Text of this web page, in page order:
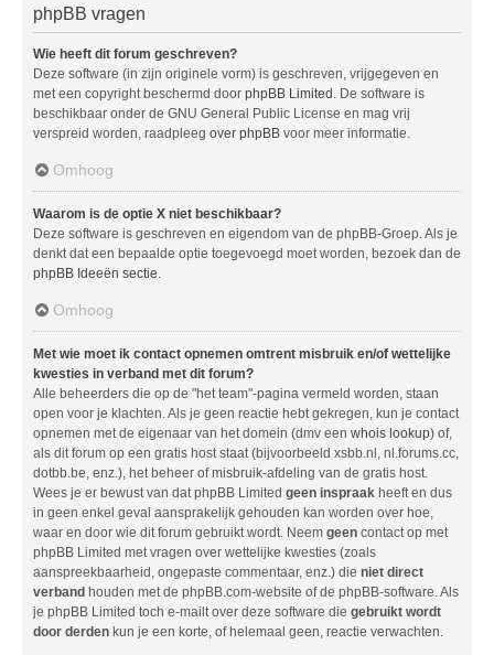
phpBB vragen
Wie heeft dit forum geschreven?
Deze software (in zijn originele vorm) is geschreven, vrijgegeven en
met een copyright beschermd door phpBB Limited . De software is
beschikbaar onder de GNU General Public License en mag vrij
verspreid worden, raadpleeg over phpBB voor meer informatie.
Omhoog
Waarom is de optie X niet beschikbaar?
Deze software is geschreven en eigendom van de phpBB-Groep. Als je
denkt dat een bepaalde optie toegevoegd moet worden, bezoek dan de
phpBB Ideeën sectie
Omhoog
Met wie moet ik contact opnemen omtrent misbruik en/of wettelijke
kwesties in verband met dit forum?
Alle beheerders die op de "het team"-pagina vermeld worden, staan
open voor je klachten. Als je geen reactie hebt gekregen, kun je contact
opnemen met de eigenaar van het domein (dmv een whois lookup) of,
als dit forum op een gratis host staat (bijvoorbeeld xsbb.nl, nl.forums.cc,
dotbb.be, enz.), het beheer of misbruik-afdeling van de gratis host.
Wees je er bewust van dat phpBB Limited geen inspraak heeft en dus
in geen enkel geval aansprakelijk gehouden kan worden over hoe,
waar en door wie dit forum gebruikt wordt. Neem geen contact op met
phpBB Limited met vragen over wettelijke kwesties (zoals
aanspreekbaarheid, ongepaste commentaar, enz.) die niet direct
verband houden met de phpBB.com-website of de phpBB-software. Als
je phpBB Limited toch e-mailt over deze software die gebruikt wordt
door derden kun je een korte, of helemaal geen, reactie verwachten.